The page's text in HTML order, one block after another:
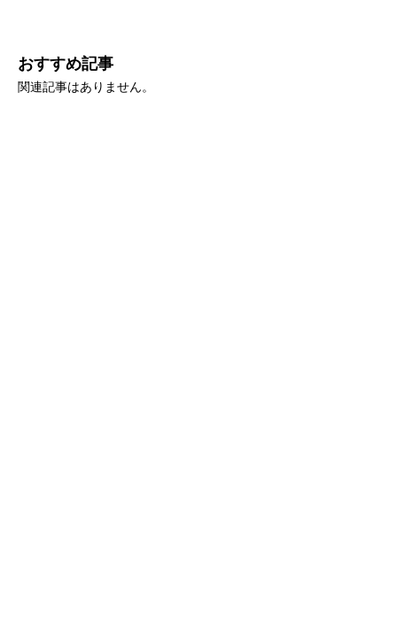
おすすめ記事
関連記事はありません。